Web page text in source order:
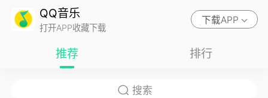
QQ音乐
打开APP收藏下载
下载APP
推荐 排行